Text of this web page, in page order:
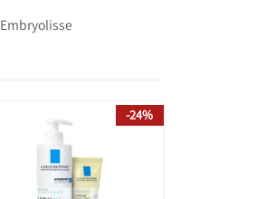
Embryolisse
-24%